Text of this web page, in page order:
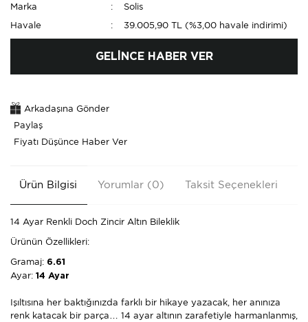
Marka
Solis
Havale
39.005,90 TL (%3,00 havale indirimi)
GELİNCE HABER VER
Arkadaşına Gönder
Paylaş
Fiyatı Düşünce Haber Ver
Ürün Bilgisi Yorumlar (0) Taksit Seçenekleri
14 Ayar Renkli Doch Zincir Altın Bileklik
Ürünün Özellikleri:
Gramaj: 6.61
Ayar: 14 Ayar
Işıltısına her baktığınızda farklı bir hikaye yazacak, her anınıza
renk katacak bir parça… 14 ayar altının zarafetiyle harmanlanmış,